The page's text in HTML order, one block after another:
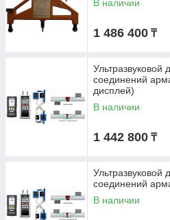
В наличии
1 486 400 ₸
Ультразвуковой
соединений
дисплей)
В наличии
1 442 800 ₸
Ультразвуковой
соединений
В наличии